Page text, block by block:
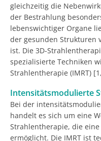
gleichzeitig die
der Bestrahlung
lebenswichtiger Organe
der gesunden Strukturen
ist. Die 3D-
spezialisierte Techniken
Strahlentherapie (IMRT)
Intensitätsmodulierte
Bei der
handelt es sich um eine
Strahlentherapie, die
ermöglicht. Die IMRT ist